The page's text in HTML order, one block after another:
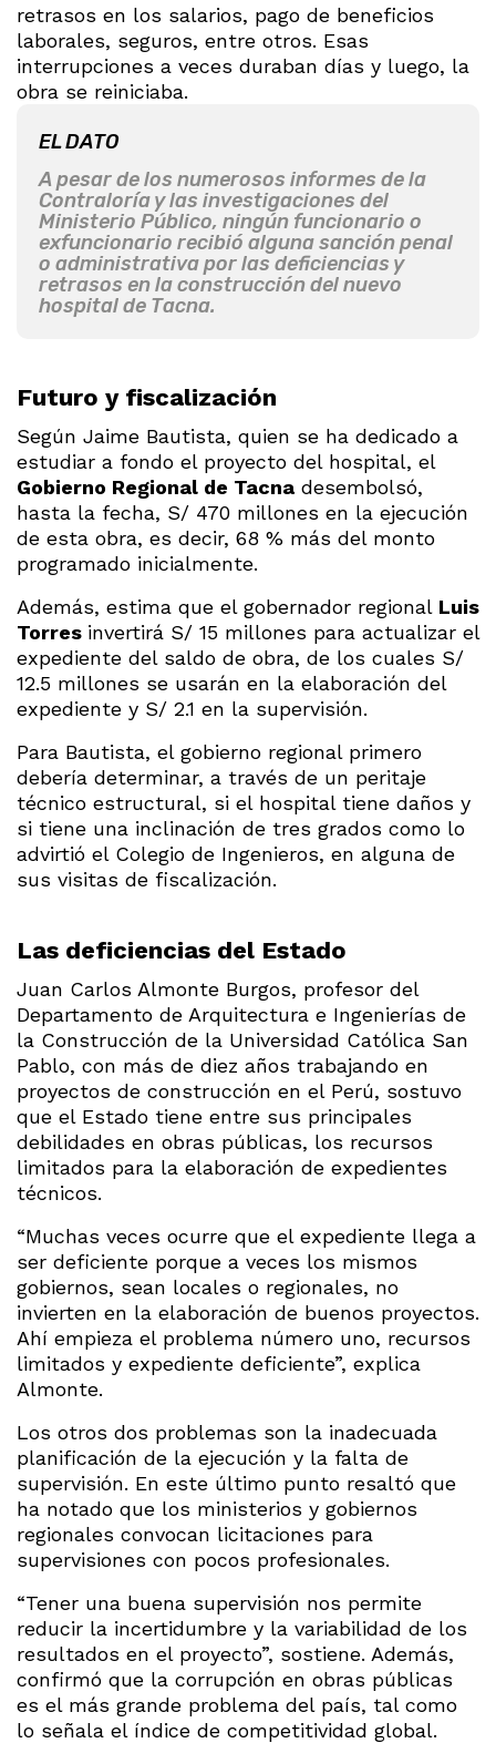
retrasos en los salarios, pago de beneficios
laborales, seguros, entre otros. Esas
interrupciones a veces duraban días y luego, la
obra se reiniciaba.
EL DATO
A pesar de los numerosos informes de la
Contraloría y las investigaciones del
Ministerio Público, ningún funcionario o
exfuncionario recibió alguna sanción penal
o administrativa por las deficiencias y
retrasos en la construcción del nuevo
hospital de Tacna.
Futuro y fiscalización
Según Jaime Bautista, quien se ha dedicado a
estudiar a fondo el proyecto del hospital, el
Gobierno Regional de Tacna desembolsó,
hasta la fecha, S/ 470 millones en la ejecución
de esta obra, es decir, 68 % más del monto
programado inicialmente.
Además, estima que el gobernador regional Luis
Torres invertirá S/ 15 millones para actualizar el
expediente del saldo de obra, de los cuales S/
12.5 millones se usarán en la elaboración del
expediente y S/ 2.1 en la supervisión.
Para Bautista, el gobierno regional primero
debería determinar, a través de un peritaje
técnico estructural, si el hospital tiene daños y
si tiene una inclinación de tres grados como lo
advirtió el Colegio de Ingenieros, en alguna de
sus visitas de fiscalización.
Las deficiencias del Estado
Juan Carlos Almonte Burgos, profesor del
Departamento de Arquitectura e Ingenierías de
la Construcción de la Universidad Católica San
Pablo, con más de diez años trabajando en
proyectos de construcción en el Perú, sostuvo
que el Estado tiene entre sus principales
debilidades en obras públicas, los recursos
limitados para la elaboración de expedientes
técnicos.
“Muchas veces ocurre que el expediente llega a
ser deficiente porque a veces los mismos
gobiernos, sean locales o regionales, no
invierten en la elaboración de buenos proyectos.
Ahí empieza el problema número uno, recursos
limitados y expediente deficiente”, explica
Almonte.
Los otros dos problemas son la inadecuada
planificación de la ejecución y la falta de
supervisión. En este último punto resaltó que
ha notado que los ministerios y gobiernos
regionales convocan licitaciones para
supervisiones con pocos profesionales.
“Tener una buena supervisión nos permite
reducir la incertidumbre y la variabilidad de los
resultados en el proyecto”, sostiene. Además,
confirmó que la corrupción en obras públicas
es el más grande problema del país, tal como
lo señala el índice de competitividad global.